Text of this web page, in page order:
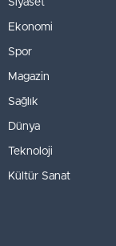
Ekonomi
Spor
Magazin
Sağlık
Dünya
Teknoloji
Kültür Sanat